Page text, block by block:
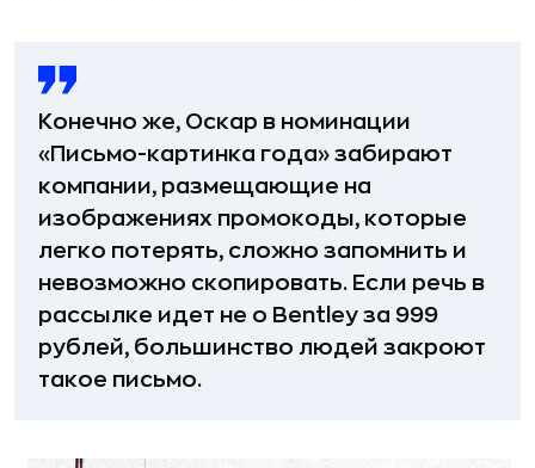
Конечно же, Оскар в номинации
«Письмо-картинка года» забирают
компании, размещающие на
изображениях промокоды, которые
легко потерять, сложно запомнить и
невозможно скопировать. Если речь в
рассылке идет не о Bentley за 999
рублей, большинство людей закроют
такое письмо.